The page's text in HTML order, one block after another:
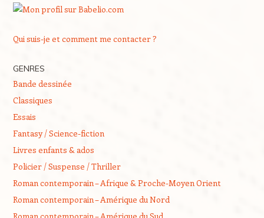
Qui suis-je et comment me contacter ?
GENRES
Bande dessinée
Classiques
Essais
Fantasy / Science-fiction
Livres enfants & ados
Policier / Suspense / Thriller
Roman contemporain – Afrique & Proche-Moyen Orient
Roman contemporain – Amérique du Nord